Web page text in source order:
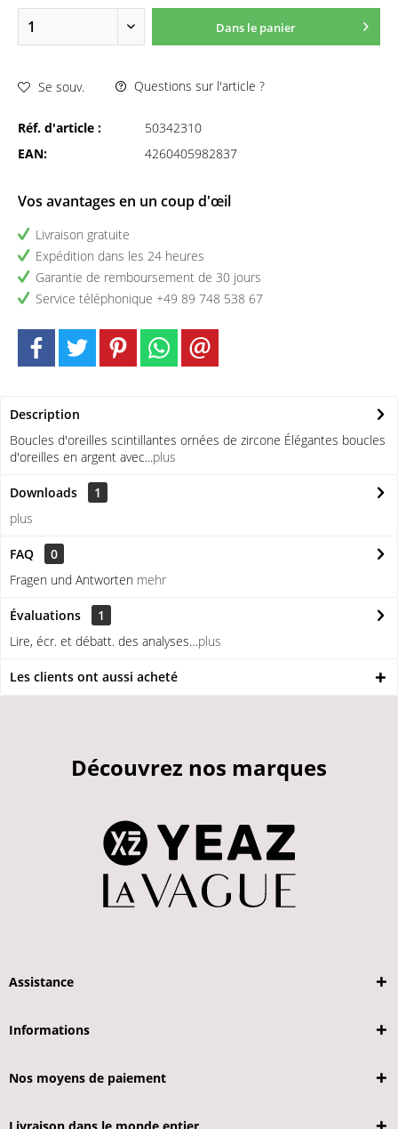
Dans le panier
Se souv. Questions sur l'article ?
Réf. d'article :
50342310
EAN:
4260405982837
Vos avantages en un coup d'œil
Livraison gratuite
Expédition dans les 24 heures
Garantie de remboursement de 30 jours
Service téléphonique +49 89 748 538 67
Description
Boucles d'oreilles scintillantes ornées de zircone Élégantes boucles
d'oreilles en argent avec...plus
Downloads
1
plus
FAQ
0
Fragen und Antworten mehr
Évaluations
1
Lire, écr. et débatt. des analyses…plus
Les clients ont aussi acheté
Découvrez nos marques
Assistance
Informations
Nos moyens de paiement